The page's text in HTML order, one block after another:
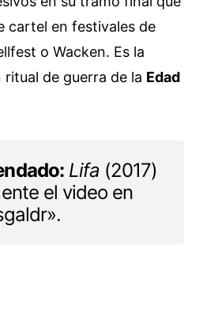
cartel en festivales de
o Wacken. Es la
de guerra de la Edad
Lifa (2017)
el video en